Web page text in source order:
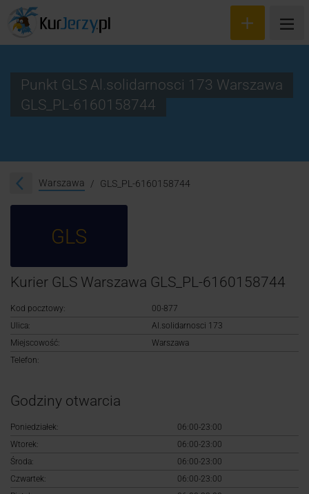
Śledzenie przesyłki
Logowanie
Punkt GLS Al.solidarnosci 173 Warszawa
GLS_PL-6160158744
Warszawa GLS_PL-6160158744
GLS
Kurier GLS Warszawa GLS_PL-6160158744
Kod pocztowy:
00-877
Ulica:
Al.solidarnosci 173
Miejscowość:
Warszawa
Telefon:
Godziny otwarcia
Poniedziałek:
06:00-23:00
Wtorek:
06:00-23:00
Środa:
06:00-23:00
Czwartek:
06:00-23:00